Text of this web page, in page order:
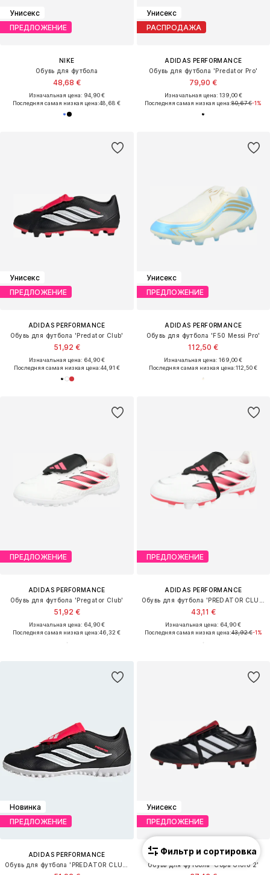
Унисекс
ПРЕДЛОЖЕНИЕ
NIKE
Обувь для футбола
48,68 €
Изначальная цена: 94,90 €
Последняя самая низкая цена:48,68 €
Унисекс
РАСПРОДАЖА
ADIDAS PERFORMANCE
Обувь для футбола 'Predator Pro'
79,90 €
Изначальная цена: 139,00 €
Последняя самая низкая цена:80,67 €-1%
Унисекс
ПРЕДЛОЖЕНИЕ
ADIDAS PERFORMANCE
Обувь для футбола 'Predator Club'
51,92 €
Изначальная цена: 64,90 €
Последняя самая низкая цена:44,91 €
Унисекс
ПРЕДЛОЖЕНИЕ
ADIDAS PERFORMANCE
Обувь для футбола 'F50 Messi Pro'
112,50 €
Изначальная цена: 169,00 €
Последняя самая низкая цена:112,50 €
ПРЕДЛОЖЕНИЕ
ADIDAS PERFORMANCE
Обувь для футбола 'Pregator Club'
51,92 €
Изначальная цена: 64,90 €
Последняя самая низкая цена:46,32 €
ПРЕДЛОЖЕНИЕ
ADIDAS PERFORMANCE
43,11 €
Изначальная цена: 64,90 €
Последняя самая низкая цена:43,92 €-1%
Новинка
ПРЕДЛОЖЕНИЕ
ADIDAS PERFORMANCE
Унисекс
ПРЕДЛОЖЕНИЕ
ADIDAS PERFORMANCE
Обувь для футбола 'Copa Gloro 2'
Фильтр и сортировка